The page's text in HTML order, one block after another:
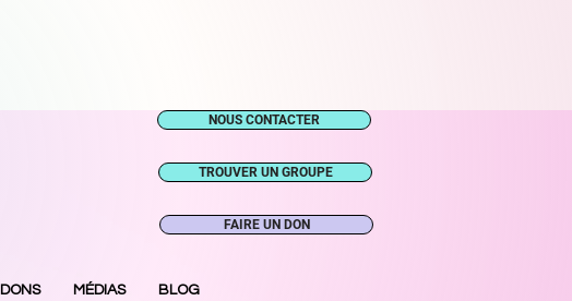
NOUS CONTACTER
TROUVER UN GROUPE
FAIRE UN DON
DONS MÉDIAS BLOG